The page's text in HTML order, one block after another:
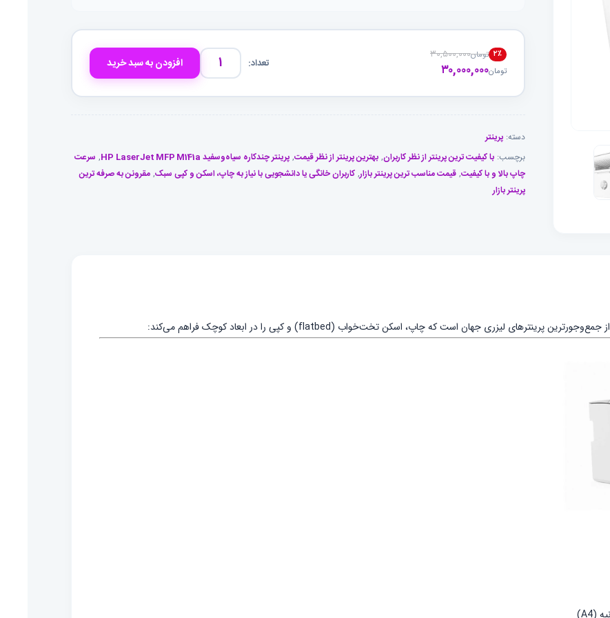
۲٪ تومان۳۰,۵۰۰,۰۰۰
قیمت
اصلی
بود.
تومان۳۰,۰۰۰,۰۰۰قیمت
فعلی
است.
پرینتر
MFP
M141a
افزودن به سبد خرید
دسته:پرینتر
برچسب:با کیفیت ترین پرینتر از نظر کاربران,بهترین پرینتر از نظر قیمت,پرینتر چندکاره سیاه‌وسفید HP LaserJet MFP M141a , سرعت
چاپ بالا و با کیفیت,قیمت مناسب ترین پرینتر بازار,کاربران خانگی یا دانشجویی با نیاز به چاپ، اسکن و کپی سبک,مقرونن به صرفه ترین
پرینتر بازار
از جمع‌وجورترین پرینترهای لیزری جهان است که چاپ، اسکن تخت‌خواب (flatbed) و کپی را در ابعاد کوچک فراهم می‌کند: